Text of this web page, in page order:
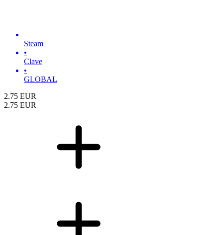
Steam
•
Clave
•
GLOBAL
2.75 EUR
2.75 EUR